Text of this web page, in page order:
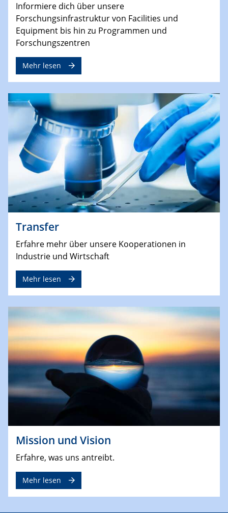
Informiere dich über unsere
Forschungsinfrastruktur von Facilities und
Equipment bis hin zu Programmen und
Forschungszentren
Mehr lesen
Transfer
Erfahre mehr über unsere Kooperationen in
Industrie und Wirtschaft
Mehr lesen
Mission und Vision
Erfahre, was uns antreibt.
Mehr lesen